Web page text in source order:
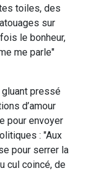
toiles, des
sur
le bonheur,
me parle"
gluant pressé
d’amour
pour envoyer
: "Aux
pour serrer la
cul coincé, de